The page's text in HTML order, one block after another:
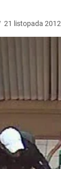
21 listopada 2012